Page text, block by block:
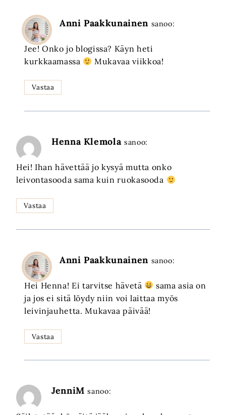
Anni Paakkunainen sanoo:
Jee! Onko jo blogissa? Käyn heti
kurkkaamassa
Mukavaa viikkoa!
Vastaa
Henna Klemola sanoo:
Hei! Ihan hävettää jo kysyä mutta onko
leivontasooda sama kuin ruokasooda
Vastaa
Anni Paakkunainen sanoo:
Hei Henna! Ei tarvitse hävetä
sama asia on
ja jos ei sitä löydy niin voi laittaa myös
leivinjauhetta. Mukavaa päivää!
Vastaa
JenniM sanoo: